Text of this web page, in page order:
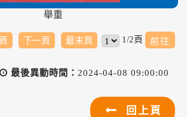
舉重
下一頁 最末頁 1/2頁
最後異動時間： 2024-04-08 09:00:00
回上頁